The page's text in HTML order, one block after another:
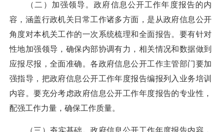
（二）加强领导。政府信息公开工作年度报告的内
容，涵盖行政机关日常工作诸多方面，是从政府信息公开
角度对本机关工作的一次系统梳理和全面报告。要有针对
性地加强领导，确保内部协调有力，相关情况和数据做到
应报尽报，全面准确。各政府信息公开工作主管部门要加
强指导，把政府信息公开工作年度报告编报列入业务培训
内容。要充分考虑政府信息公开工作年度报告的专业性，
配强工作力量，确保工作质量。
（三）夯实基础 。政府信息公开工作年度报告内容，